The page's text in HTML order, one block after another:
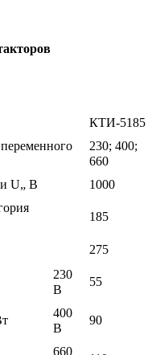
КТИ-5185
230; 400;
660
U„ В
1000
185
275
230
В
55
400
В
90
660